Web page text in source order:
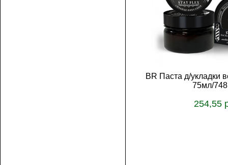
BR Паста д/укладки
75мл/
254,55